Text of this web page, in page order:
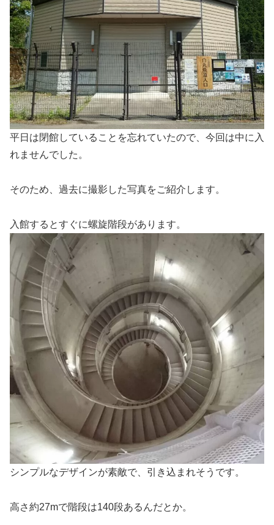
平日は閉館していることを忘れていたので、今回は中に入
れませんでした。
そのため、過去に撮影した写真をご紹介します。
入館するとすぐに螺旋階段があります。
シンプルなデザインが素敵で、引き込まれそうです。
高さ約27mで階段は140段あるんだとか。